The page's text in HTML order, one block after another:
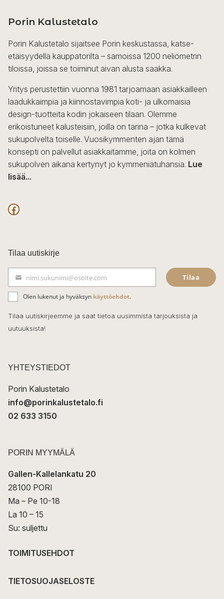
muunnelma.
tehdä
valinnat
tuotteen
sivulla.
Porin Kalustetalo
Porin Kalustetalo sijaitsee Porin keskustassa, katse-
etäisyydellä kauppatorilta – samoissa 1200 neliömetrin
tiloissa, joissa se toiminut aivan alusta saakka.
Yritys perustettiin vuonna 1981 tarjoamaan asiakkailleen
laadukkaimpia ja kiinnostavimpia koti- ja ulkomaisia
design-tuotteita kodin jokaiseen tilaan. Olemme
erikoistuneet kalusteisiin, joilla on tarina – jotka kulkevat
sukupolvelta toiselle. Vuosikymmenten ajan tämä
konsepti on palvellut asiakkaitamme, joita on kolmen
sukupolven aikana kertynyt jo kymmeniätuhansia. Lue
lisää...
F
c
e
b
o
o
k
Tilaa uutiskirje
ä
h
k
t
nimi.sukunimi@osoite.com Tilaa
Olen lukenut ja hyväksyn käyttöehdot.
Tilaa uutiskirjeemme ja saat tietoa uusimmista tarjouksista ja
uutuuksista!
YHTEYSTIEDOT
Porin Kalustetalo
info@porinkalustetalo.fi
02 633 3150
PORIN MYYMÄLÄ
Gallen-Kallelankatu 20
28100 PORI
Ma – Pe 10-18
La 10 – 15
Su: suljettu
TOIMITUSEHDOT
TIETOSUOJASELOSTE